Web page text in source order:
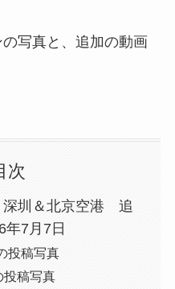
写真と、追加の動画
次
深圳＆北京空港 追
年7月7日
投稿写真
投稿写真